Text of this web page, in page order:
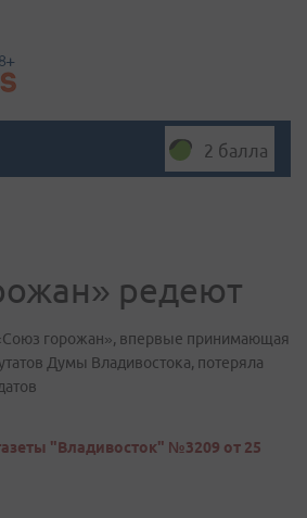
2 балла
редеют
горожан», впервые принимающая
Думы Владивостока, потеряла
"Владивосток" №3209 от 25